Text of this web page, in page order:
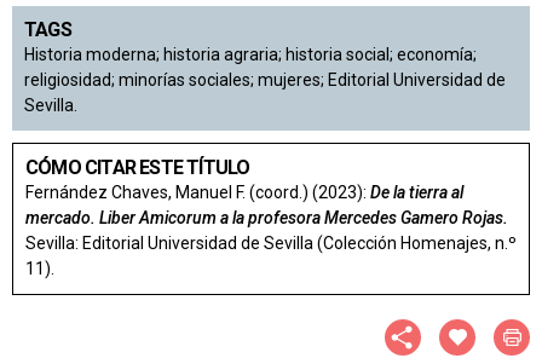
TAGS
Historia moderna; historia agraria; historia social; economía;
religiosidad; minorías sociales; mujeres; Editorial Universidad de
Sevilla.
CÓMO CITAR ESTE TÍTULO
Fernández Chaves, Manuel F. (coord.) (2023): De la tierra al
mercado. Liber Amicorum a la profesora Mercedes Gamero Rojas.
Sevilla: Editorial Universidad de Sevilla (Colección Homenajes, n.º
11).